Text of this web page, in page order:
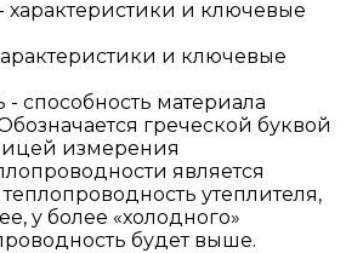
и ключевые
способность материала
греческой буквой
измерения
является
утеплителя,
у более «холодного»
будет выше.